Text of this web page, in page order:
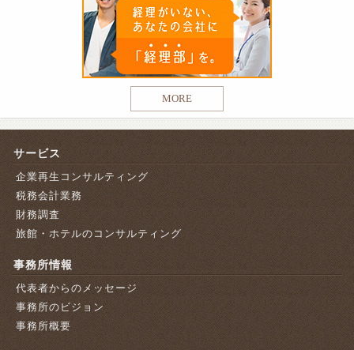
MORE
サービス
企業再生コンサルティング
税務会計業務
財務調査
旅館・ホテルのコンサルティング
事務所情報
代表者からのメッセージ
事務所のビジョン
事務所概要